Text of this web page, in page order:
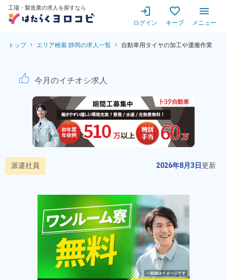
工場・製造業の求人を探すなら
ログイン キープ メニュー
トップ エリア検索 静岡の求人一覧 自動車用タイヤの加工や運搬作業
自動車用タイヤの加工・運
今月のイチオシ求人
派遣社員 2026年8月3日更新